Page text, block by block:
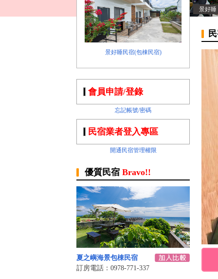
景好睡民宿(包棟民宿)
景好睡
會員申請/登錄
忘記帳號/密碼
民宿業者登入專區
開通民宿管理權限
優質民宿 Bravo!!
夏之嶼海景包棟民宿
訂房電話：0978-771-337